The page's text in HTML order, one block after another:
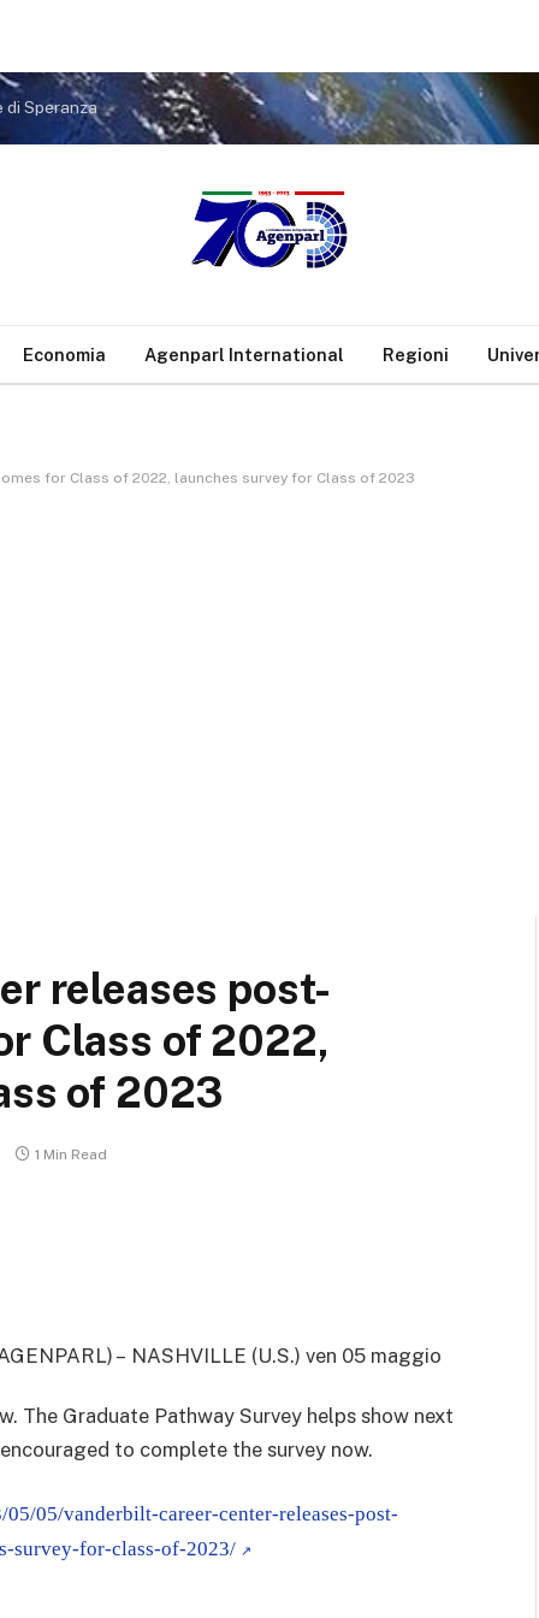
di Speranza
Economia Agenparl International Regioni
for Class of 2022, launches survey for Class of 2023
releases post-
Class of 2022,
of 2023
1 Min Read
– NASHVILLE (U.S.) ven 05 maggio
The Graduate Pathway Survey helps show next
to complete the survey now.
05/vanderbilt-career-center-releases-post-
survey-for-class-of-2023/